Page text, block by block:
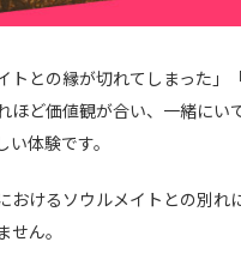
トとの縁が切れてしまった
ほど価値観が合い、一緒に
い体験です。
おけるソウルメイトとの別
せん。